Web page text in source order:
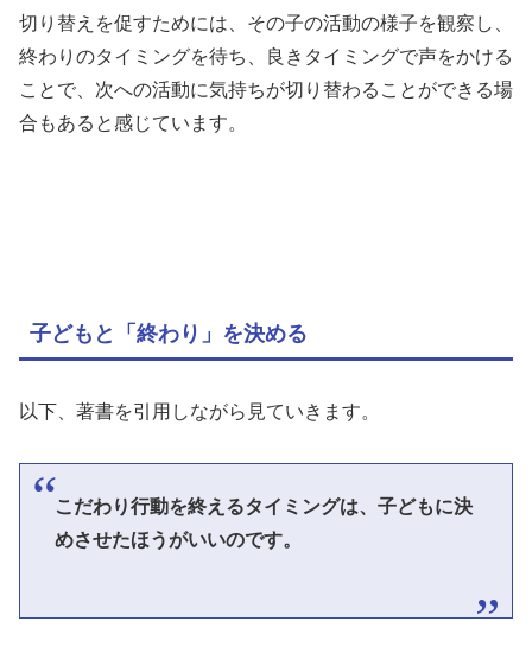
切り替えを促すためには、その子の活動の様子を観察し、
終わりのタイミングを待ち、良きタイミングで声をかける
ことで、次への活動に気持ちが切り替わることができる場
合もあると感じています。
子どもと「終わり」を決める
以下、著書を引用しながら見ていきます。
こだわり行動を終えるタイミングは、子どもに決
めさせたほうがいいのです。